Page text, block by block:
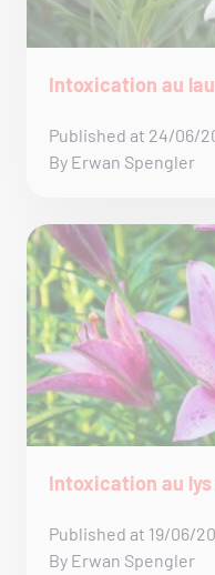
Intoxication au
Published at 24/06/
By Erwan Spengler
Intoxication au
Published at 19/06/
By Erwan Spengler